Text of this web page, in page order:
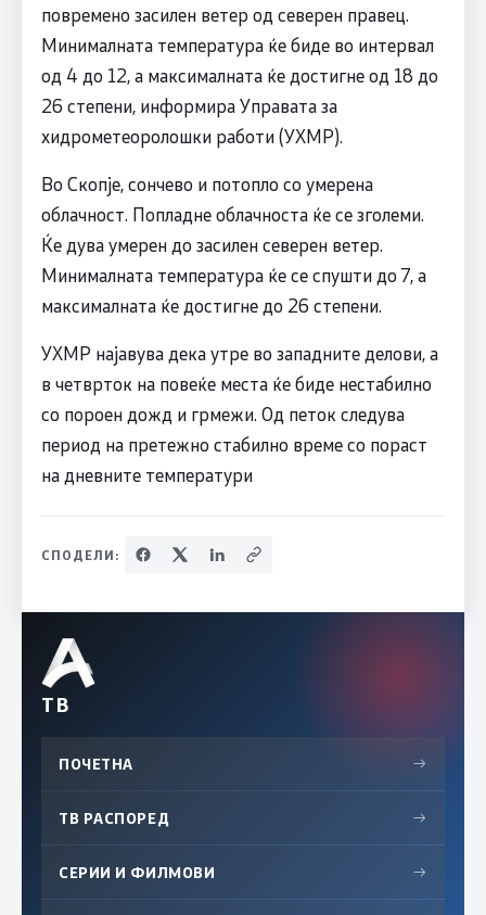
повремено засилен ветер од северен правец.
Минималната температура ќе биде во интервал
од 4 до 12, а максималната ќе достигне од 18 до
26 степени, информира Управата за
хидрометеоролошки работи (УХМР).
Во Скопје, сончево и потопло со умерена
облачност. Попладне облачноста ќе се зголеми.
Ќе дува умерен до засилен северен ветер.
Минималната температура ќе се спушти до 7, а
максималната ќе достигне до 26 степени.
УХМР најавува дека утре во западните делови, а
в четврток на повеќе места ќе биде нестабилно
со пороен дожд и грмежи. Од петок следува
период на претежно стабилно време со пораст
на дневните температури
СПОДЕЛИ:
ТВ
ПОЧЕТНА →
ТВ РАСПОРЕД →
СЕРИИ И ФИЛМОВИ →